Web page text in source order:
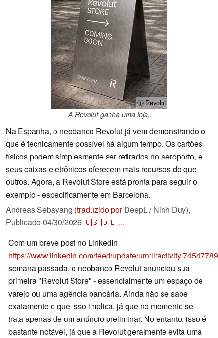
ⓘ Revolut
A Revolut ganha uma loja.
Na Espanha, o neobanco Revolut já vem demonstrando o
que é tecnicamente possível há algum tempo. Os cartões
físicos podem simplesmente ser retirados no aeroporto, e
seus caixas eletrônicos oferecem mais recursos do que
outros. Agora, a Revolut Store está pronta para seguir o
exemplo - especificamente em Barcelona.
Andreas Sebayang (traduzido porDeepL / Ninh Duy),
Publicado 04/30/2026🇺🇸🇩🇪 ...
Com um breve post no LinkedIn
https://www.linkedin.com/feed/update/
semana passada, o neobanco Revolut anunciou sua
primeira "Revolut Store" - essencialmente um espaço de
varejo ou uma agência bancária. Ainda não se sabe
exatamente o que isso implica, já que no momento se
trata apenas de um anúncio preliminar. No entanto, isso é
bastante notável, já que a Revolut geralmente evita uma